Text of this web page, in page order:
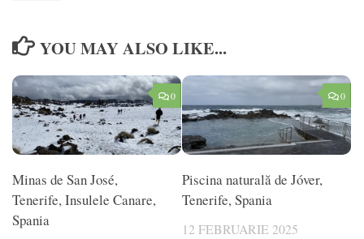
YOU MAY ALSO LIKE...
0
Minas de San José,
Tenerife, Insulele Canare,
Spania
0
Piscina naturală de Jóver,
Tenerife, Spania
12 FEBRUARIE 2025